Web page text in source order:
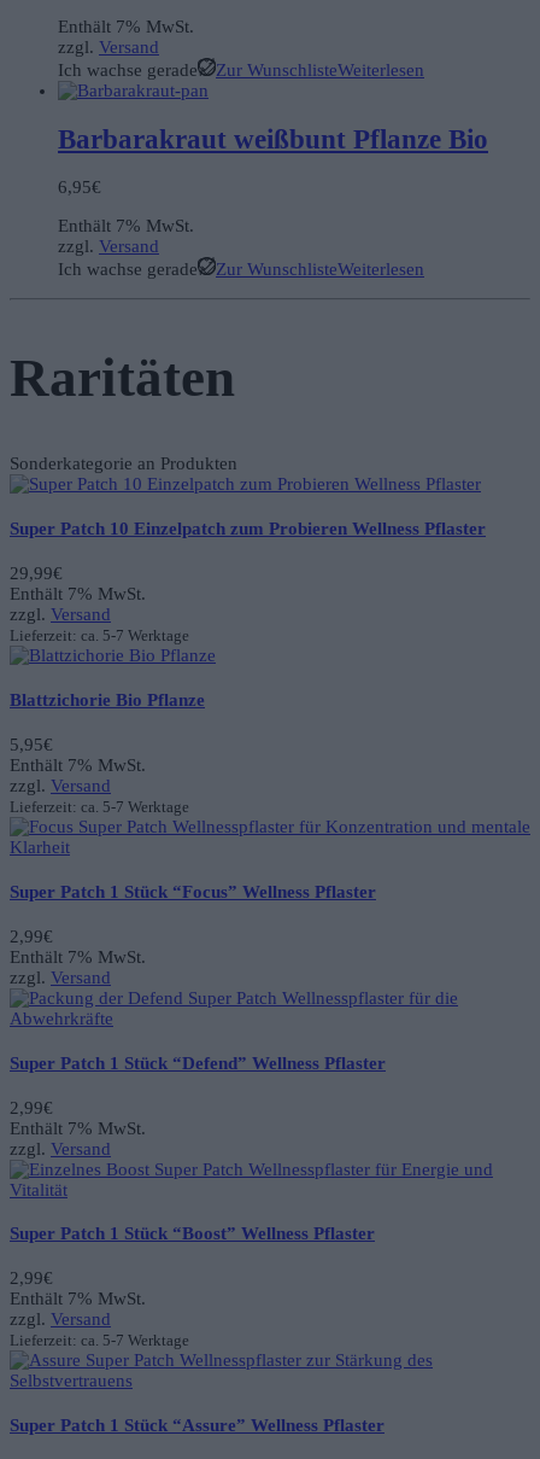
Enthält 7% MwSt.
zzgl. Versand
Ich wachse gerade
Zur WunschlisteWeiterlesen
Barbarakraut weißbunt Pflanze Bio
6,95€
Enthält 7% MwSt.
zzgl. Versand
Ich wachse gerade
Zur WunschlisteWeiterlesen
Raritäten
Sonderkategorie an Produkten
Super Patch 10 Einzelpatch zum Probieren Wellness Pflaster
29,99€
Enthält 7% MwSt.
zzgl. Versand
Lieferzeit: ca. 5-7 Werktage
Blattzichorie Bio Pflanze
5,95€
Enthält 7% MwSt.
zzgl. Versand
Lieferzeit: ca. 5-7 Werktage
Super Patch 1 Stück “Focus” Wellness Pflaster
2,99€
Enthält 7% MwSt.
zzgl. Versand
Super Patch 1 Stück “Defend” Wellness Pflaster
2,99€
Enthält 7% MwSt.
zzgl. Versand
Super Patch 1 Stück “Boost” Wellness Pflaster
2,99€
Enthält 7% MwSt.
zzgl. Versand
Lieferzeit: ca. 5-7 Werktage
Super Patch 1 Stück “Assure” Wellness Pflaster